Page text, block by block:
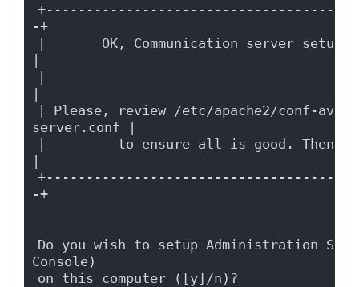
-+
|       OK, Communication server
|
|
|
| Please, review /etc/apache2/conf-
server.conf |
|         to ensure all is good. Then
|
-+
Do you wish to setup Administration
Console)
on this computer ([y]/n)?